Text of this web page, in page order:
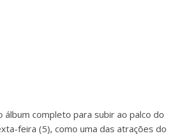
completo para subir ao palco do
feira (5), como uma das atrações do